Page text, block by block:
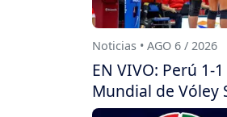
Noticias • AGO 6 / 2026
EN VIVO: Perú 1-
Mundial de Vóley